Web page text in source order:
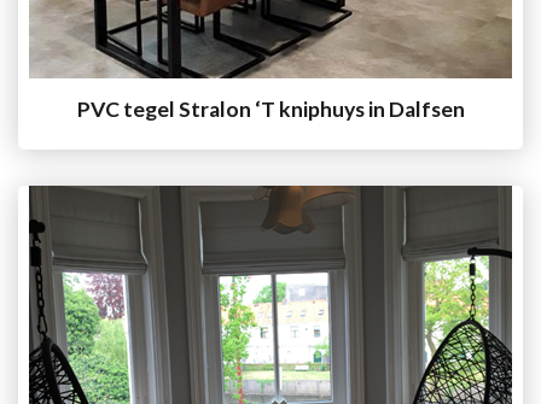
PVC tegel Stralon ‘T kniphuys in Dalfsen